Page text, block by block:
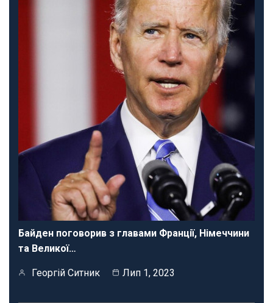
Байден поговорив з главами Франції, Німеччини
та Великої…
Георгій Ситник Лип 1, 2023